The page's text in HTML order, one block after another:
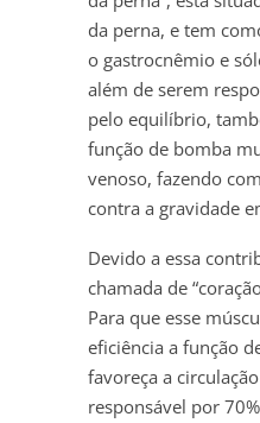
da perna, e tem
o gastrocnêmio e
além de serem
pelo equilíbrio,
função de bomba
venoso, fazendo
contra a gravidade
Devido a essa
chamada de
Para que esse
eficiência a função
favoreça a
responsável por